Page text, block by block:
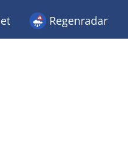
Regenradar